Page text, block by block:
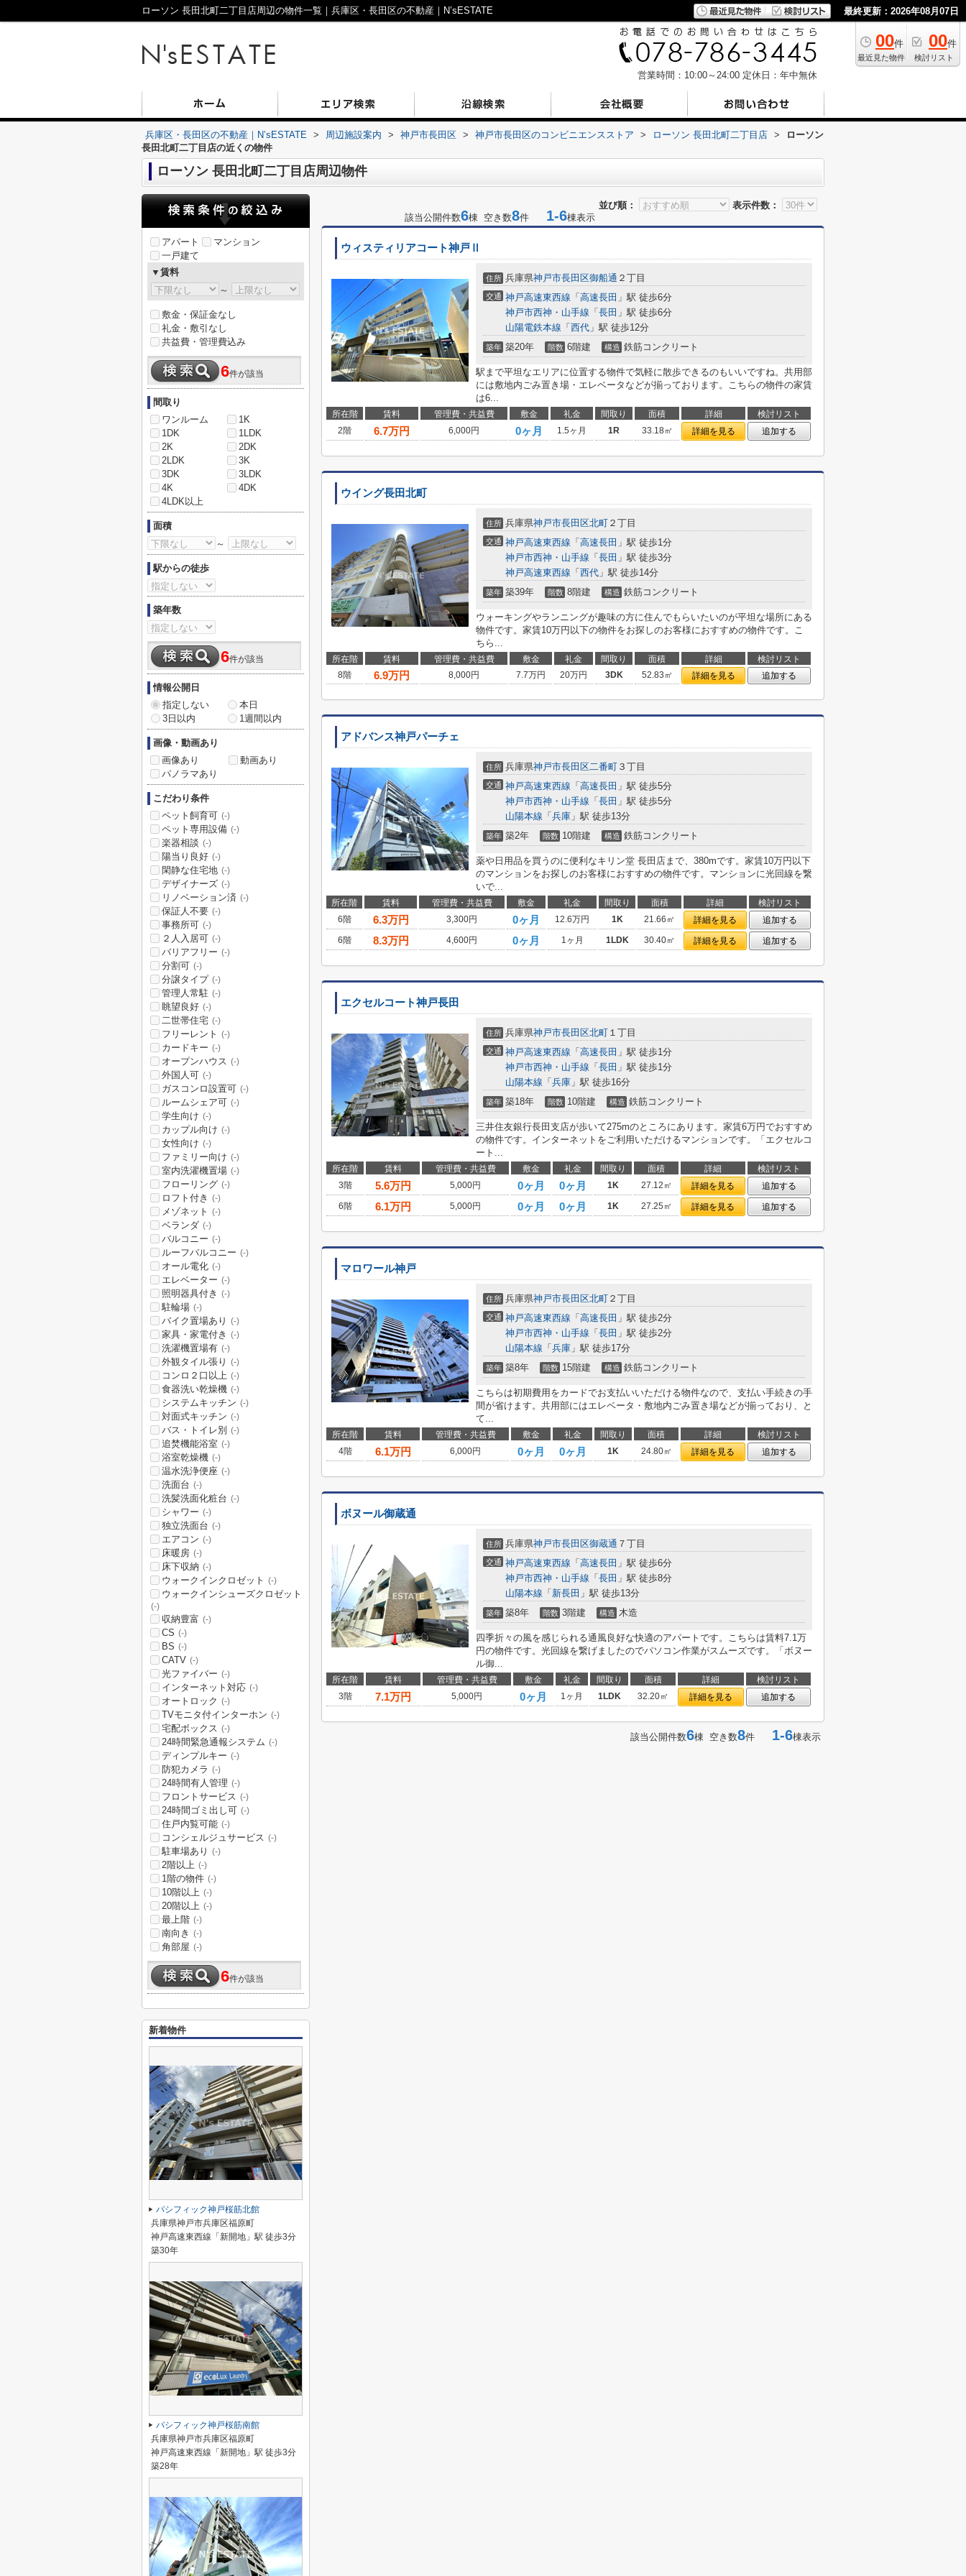
ローソン 長田北町二丁目店周辺の物件一覧｜兵庫区・長田区の不動産｜N’sESTATE 最終更新：2026年08月07日
00件
最近見た物件
00件
検討リスト
営業時間：10:00～24:00 定休日：年中無休
兵庫区・長田区の不動産｜N’sESTATE > 周辺施設案内 > 神戸市長田区 > 神戸市長田区のコンビニエンスストア > ローソン 長田北町二丁目店 >
ローソン
長田北町二丁目店の近くの物件
ローソン 長田北町二丁目店周辺物件
並び順：
表示件数：
該当公開件数6棟 空き数8件 1-6棟表示
ウィスティリアコート神戸Ⅱ
住所 兵庫県神戸市長田区御船通 ２丁目
交通 神戸高速東西線 「 高速長田 」駅 徒歩6分
神戸市西神・山手線 「 長田 」駅 徒歩6分
山陽電鉄本線 「 西代 」駅 徒歩12分
築年 築20年 階数 6階建 構造 鉄筋コンクリート
駅まで平坦なエリアに位置する物件で気軽に散歩できるのもいいですね。共用部
には敷地内ごみ置き場・エレベータなどが揃っております。こちらの物件の家賃
は6...
所在階 賃料 管理費・共益費 敷金 礼金 間取り 面積 詳細
検討リスト
2階
6.7万円 6,000円 0ヶ月 1.5ヶ月 1R 33.18㎡ 詳細を見る 追加する
ウイング長田北町
住所 兵庫県神戸市長田区北町 ２丁目
交通 神戸高速東西線 「 高速長田 」駅 徒歩1分
神戸市西神・山手線 「 長田 」駅 徒歩3分
神戸高速東西線 「 西代 」駅 徒歩14分
築年 築39年 階数 8階建 構造 鉄筋コンクリート
ウォーキングやランニングが趣味の方に住んでもらいたいのが平坦な場所にある
物件です。家賃10万円以下の物件をお探しのお客様におすすめの物件です。こ
ちら...
所在階 賃料 管理費・共益費 敷金 礼金 間取り 面積 詳細
検討リスト
8階
6.9万円 8,000円 7.7万円 20万円 3DK 52.83㎡ 詳細を見る 追加する
アドバンス神戸パーチェ
住所 兵庫県神戸市長田区二番町 ３丁目
交通 神戸高速東西線 「 高速長田 」駅 徒歩5分
神戸市西神・山手線 「 長田 」駅 徒歩5分
山陽本線 「 兵庫 」駅 徒歩13分
築年 築2年 階数 10階建 構造 鉄筋コンクリート
薬や日用品を買うのに便利なキリン堂 長田店まで、380mです。家賃10万円以下
のマンションをお探しのお客様におすすめの物件です。マンションに光回線を繋
いで...
所在階 賃料 管理費・共益費 敷金 礼金 間取り 面積 詳細
検討リスト
6階
6.3万円 3,300円 0ヶ月 12.6万円 1K 21.66㎡ 詳細を見る
追加する
6階
8.3万円 4,600円 0ヶ月 1ヶ月 1LDK 30.40㎡ 詳細を見る 追加する
エクセルコート神戸長田
住所 兵庫県神戸市長田区北町 １丁目
交通 神戸高速東西線 「 高速長田 」駅 徒歩1分
神戸市西神・山手線 「 長田 」駅 徒歩1分
山陽本線 「 兵庫 」駅 徒歩16分
築年 築18年 階数 10階建 構造 鉄筋コンクリート
三井住友銀行長田支店が歩いて275mのところにあります。家賃6万円でおすすめ
の物件です。インターネットをご利用いただけるマンションです。「エクセルコ
ート...
所在階 賃料 管理費・共益費 敷金 礼金 間取り 面積 詳細
検討リスト
3階
5.6万円 5,000円 0ヶ月 0ヶ月 1K 27.12㎡ 詳細を見る
追加する
6階
6.1万円 5,000円 0ヶ月 0ヶ月 1K 27.25㎡ 詳細を見る 追加する
マロワール神戸
住所 兵庫県神戸市長田区北町 ２丁目
交通 神戸高速東西線 「 高速長田 」駅 徒歩2分
神戸市西神・山手線 「 長田 」駅 徒歩2分
山陽本線 「 兵庫 」駅 徒歩17分
築年 築8年 階数 15階建 構造 鉄筋コンクリート
こちらは初期費用をカードでお支払いいただける物件なので、支払い手続きの手
間が省けます。共用部にはエレベータ・敷地内ごみ置き場などが揃っており、と
て...
所在階 賃料 管理費・共益費 敷金 礼金 間取り 面積 詳細
検討リスト
4階
6.1万円 6,000円 0ヶ月 0ヶ月 1K 24.80㎡ 詳細を見る 追加する
ボヌール御蔵通
住所 兵庫県神戸市長田区御蔵通 ７丁目
交通 神戸高速東西線 「 高速長田 」駅 徒歩6分
神戸市西神・山手線 「 長田 」駅 徒歩8分
山陽本線 「 新長田 」駅 徒歩13分
築年 築8年 階数 3階建 構造 木造
四季折々の風を感じられる通風良好な快適のアパートです。こちらは賃料7.1万
円の物件です。光回線を繋げましたのでパソコン作業がスムーズです。「ボヌー
ル御...
所在階 賃料 管理費・共益費 敷金 礼金 間取り 面積 詳細
検討リスト
3階
7.1万円 5,000円 0ヶ月 1ヶ月 1LDK 32.20㎡ 詳細を見る 追加する
該当公開件数6棟 空き数8件 1-6棟表示
アパート
マンション
一戸建て
▼賃料
～
敷金・保証金なし
礼金・敷引なし
共益費・管理費込み
6件が該当
間取り
ワンルーム
1K
1DK
1LDK
2K
2DK
2LDK
3K
3DK
3LDK
4K
4DK
4LDK以上
面積
～
駅からの徒歩
築年数
6件が該当
情報公開日
指定しない
本日
3日以内
1週間以内
画像・動画あり
画像あり
動画あり
パノラマあり
こだわり条件
ペット飼育可 (-)
ペット専用設備 (-)
楽器相談 (-)
陽当り良好 (-)
閑静な住宅地 (-)
デザイナーズ (-)
リノベーション済 (-)
保証人不要 (-)
事務所可 (-)
２人入居可 (-)
バリアフリー (-)
分割可 (-)
分譲タイプ (-)
管理人常駐 (-)
眺望良好 (-)
二世帯住宅 (-)
フリーレント (-)
カードキー (-)
オープンハウス (-)
外国人可 (-)
ガスコンロ設置可 (-)
ルームシェア可 (-)
学生向け (-)
カップル向け (-)
女性向け (-)
ファミリー向け (-)
室内洗濯機置場 (-)
フローリング (-)
ロフト付き (-)
メゾネット (-)
ベランダ (-)
バルコニー (-)
ルーフバルコニー (-)
オール電化 (-)
エレベーター (-)
照明器具付き (-)
駐輪場 (-)
バイク置場あり (-)
家具・家電付き (-)
洗濯機置場有 (-)
外観タイル張り (-)
コンロ２口以上 (-)
食器洗い乾燥機 (-)
システムキッチン (-)
対面式キッチン (-)
バス・トイレ別 (-)
追焚機能浴室 (-)
浴室乾燥機 (-)
温水洗浄便座 (-)
洗面台 (-)
洗髪洗面化粧台 (-)
シャワー (-)
独立洗面台 (-)
エアコン (-)
床暖房 (-)
床下収納 (-)
ウォークインクロゼット (-)
ウォークインシューズクロゼット
(-)
収納豊富 (-)
CS (-)
BS (-)
CATV (-)
光ファイバー (-)
インターネット対応 (-)
オートロック (-)
TVモニタ付インターホン (-)
宅配ボックス (-)
24時間緊急通報システム (-)
ディンプルキー (-)
防犯カメラ (-)
24時間有人管理 (-)
フロントサービス (-)
24時間ゴミ出し可 (-)
住戸内覧可能 (-)
コンシェルジュサービス (-)
駐車場あり (-)
2階以上 (-)
1階の物件 (-)
10階以上 (-)
20階以上 (-)
最上階 (-)
南向き (-)
角部屋 (-)
6件が該当
新着物件
パシフィック神戸桜筋北館
兵庫県神戸市兵庫区福原町
神戸高速東西線「新開地」駅 徒歩3分
築30年
パシフィック神戸桜筋南館
兵庫県神戸市兵庫区福原町
神戸高速東西線「新開地」駅 徒歩3分
築28年